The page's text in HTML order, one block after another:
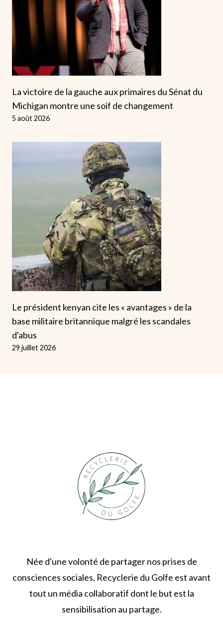
La victoire de la gauche aux primaires du Sénat du
Michigan montre une soif de changement
5 août 2026
Le président kenyan cite les « avantages » de la
base militaire britannique malgré les scandales
d'abus
29 juillet 2026
Née d'une volonté de partager nos prises de
consciences sociales, Recyclerie du Golfe est avant
tout un média collaboratif dont le but est la
sensibilisation au partage.